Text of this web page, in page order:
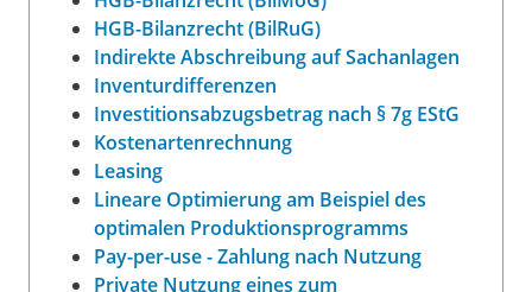
HGB-Bilanzrecht (BilRuG)
Indirekte Abschreibung auf Sachanlagen
Inventurdifferenzen
Investitionsabzugsbetrag nach § 7g EStG
Kostenartenrechnung
Leasing
Lineare Optimierung am Beispiel des
optimalen Produktionsprogramms
Pay-per-use - Zahlung nach Nutzung
Private Nutzung eines zum